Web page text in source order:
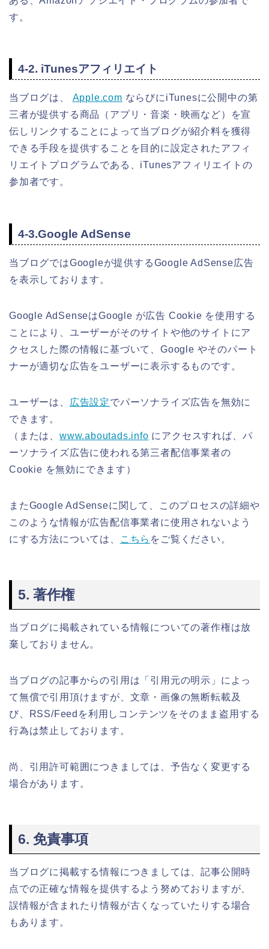
す。
4-2. iTunesアフィリエイト
当ブログは、 Apple.com ならびにiTunesに公開中の第
三者が提供する商品（アプリ・音楽・映画など）を宣
伝しリンクすることによって当ブログが紹介料を獲得
できる手段を提供することを目的に設定されたアフィ
リエイトプログラムである、iTunesアフィリエイトの
参加者です。
4-3.Google AdSense
当ブログではGoogleが提供するGoogle AdSense広告
を表示しております。
Google AdSenseはGoogle が広告 Cookie を使用する
ことにより、ユーザーがそのサイトや他のサイトにア
クセスした際の情報に基づいて、Google やそのパート
ナーが適切な広告をユーザーに表示するものです。
ユーザーは、 広告設定でパーソナライズ広告を無効に
できます。
（または、 www.aboutads.info にアクセスすれば、パ
ーソナライズ広告に使われる第三者配信事業者の
Cookie を無効にできます）
またGoogle AdSenseに関して、このプロセスの詳細や
このような情報が広告配信事業者に使用されないよう
にする方法については、
こちら をご覧ください。
5. 著作権
当ブログに掲載されている情報についての著作権は放
棄しておりません。
当ブログの記事からの引用は「引用元の明示」によっ
て無償で引用頂けますが、文章・画像の無断転載及
び、RSS/Feedを利用しコンテンツをそのまま盗用する
行為は禁止しております。
尚、引用許可範囲につきましては、予告なく変更する
場合があります。
6. 免責事項
当ブログに掲載する情報につきましては、記事公開時
点での正確な情報を提供するよう努めておりますが、
誤情報が含まれたり情報が古くなっていたりする場合
もあります。